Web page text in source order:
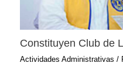
Constituyen Club de
Actividades Administrativas /